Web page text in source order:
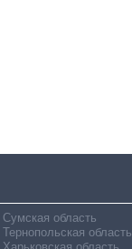
Сумская область
Тернопольская область